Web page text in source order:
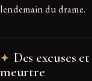
lendemain du drame.
Des excuses
meurtre